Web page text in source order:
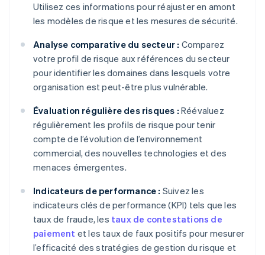
Utilisez ces informations pour réajuster en amont
les modèles de risque et les mesures de sécurité.
Analyse comparative du secteur : Comparez
votre profil de risque aux références du secteur
pour identifier les domaines dans lesquels votre
organisation est peut-être plus vulnérable.
Évaluation régulière des risques : Réévaluez
régulièrement les profils de risque pour tenir
compte de l’évolution de l’environnement
commercial, des nouvelles technologies et des
menaces émergentes.
Indicateurs de performance : Suivez les
indicateurs clés de performance (KPI) tels que les
taux de fraude, les taux de contestations de
paiement et les taux de faux positifs pour mesurer
l’efficacité des stratégies de gestion du risque et